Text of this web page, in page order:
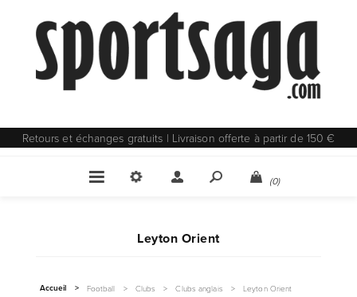
Retours et échanges gratuits | Livraison offerte à partir de 150 €
(0)
Accueil > Football > Clubs > Clubs anglais > Leyton Orient
Leyton Orient